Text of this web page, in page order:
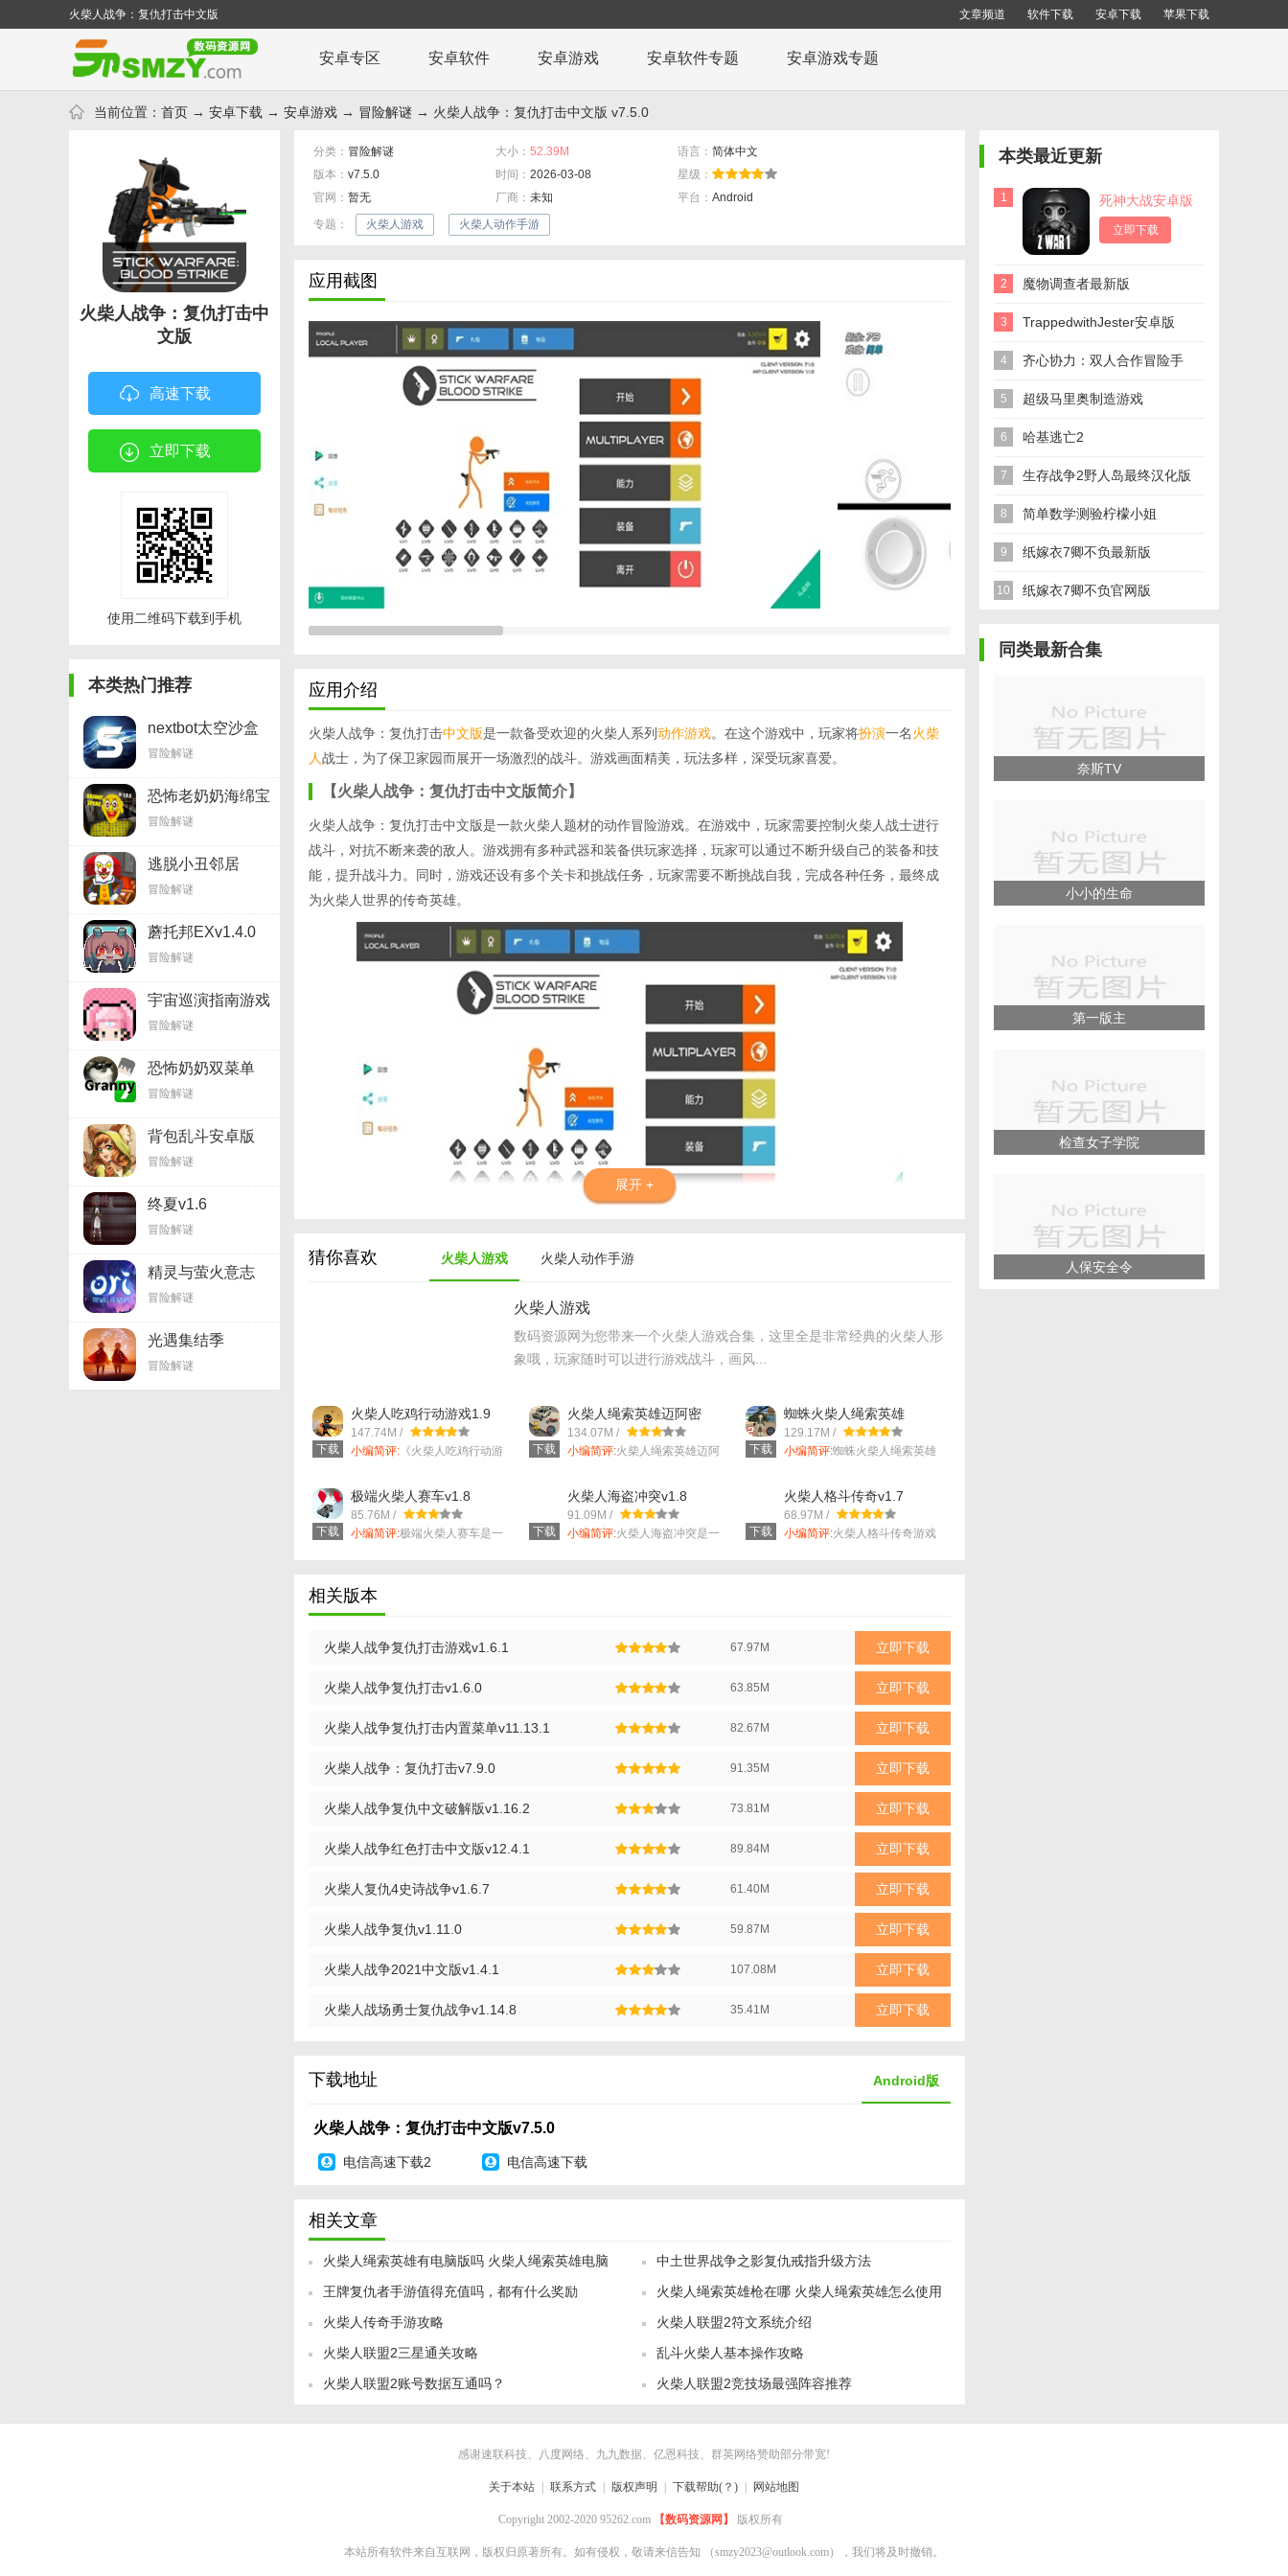
火柴人战争：复仇打击中文版 文章频道 软件下载 安卓下载 苹果下载
安卓专区 安卓软件 安卓游戏 安卓软件专题 安卓游戏专题
当前位置： 首页 → 安卓下载 → 安卓游戏 → 冒险解谜 → 火柴人战争：复仇打击中文版 v7.5.0
火柴人战争：复仇打击中
文版
高速下载
立即下载
使用二维码下载到手机
本类热门推荐
nextbot太空沙盒
v0.8
冒险解谜
恐怖老奶奶海绵宝
宝版v2.15
冒险解谜
逃脱小丑邻居
(Clown Brothers
Neighbor
冒险解谜
蘑托邦EXv1.4.0
冒险解谜
宇宙巡演指南游戏
v1.4
冒险解谜
恐怖奶奶双菜单
v1.14
冒险解谜
背包乱斗安卓版
v1.4
冒险解谜
终夏v1.6
冒险解谜
精灵与萤火意志
v2.10.0
冒险解谜
光遇集结季
v0.15.2
冒险解谜
分类： 冒险解谜 大小： 52.39M 语言： 简体中文
版本： v7.5.0 时间： 2026-03-08
星级：
官网： 暂无 厂商： 未知 平台： Android
专题：
火柴人游戏 火柴人动作手游
应用截图
应用介绍
火柴人战争：复仇打击中文版是一款备受欢迎的火柴人系列动作游戏。在这个游戏中，玩家将扮演一名火柴
人战士，为了保卫家园而展开一场激烈的战斗。游戏画面精美，玩法多样，深受玩家喜爱。
【火柴人战争：复仇打击中文版简介】
火柴人战争：复仇打击中文版是一款火柴人题材的动作冒险游戏。在游戏中，玩家需要控制火柴人战士进行
战斗，对抗不断来袭的敌人。游戏拥有多种武器和装备供玩家选择，玩家可以通过不断升级自己的装备和技
能，提升战斗力。同时，游戏还设有多个关卡和挑战任务，玩家需要不断挑战自我，完成各种任务，最终成
为火柴人世界的传奇英雄。
【火柴人战争：复仇打击中文版亮点】
游戏还设有多个关卡和挑战任务，玩家需要不断挑战自我，提升战斗力。
4. 社交互动：游戏支持在线多人对战功能，玩家可以邀请好友一起组队进行战斗，共同挑战更高难度的关
卡。
1. 武器升级：玩家可以通过不断升级自己的武器和装备，提升战斗力，更好地应对敌人的攻击。
【火柴人战争：复仇打击中文版优势】
1. 经典火柴人风格：游戏采用经典火柴人风格设计，画面简洁明了，色彩丰富，给玩家带来独特的视觉体
2. 丰富的武器和装备：游戏提供多种武器和装备供玩家选择，玩家可以根据自己的喜好和战斗需求进行搭
配，打造属于自己的火柴人战士。
3. 流畅的操作体验：游戏采用虚拟摇杆和按键操作方式，玩家可以轻松控制火柴人战士进行战斗，操作流畅
4. 多人在线互动：游戏支持在线多人对战功能，玩家可以邀请好友一起组队进行战斗，共同挑战更高难度的
关卡，增加游戏的互动性和趣味性。
【火柴人战争：复仇打击中文版点评】
火柴人战争：复仇打击中文版是一款非常出色的火柴人题材动作冒险游戏。游戏画面精美，玩法多样，操作
自己的喜好和战斗需求进行搭配，打造出独一无二的火柴人战士。总之，火柴人战争：复仇打击中文版是一
展开 +
猜你喜欢 火柴人游戏 火柴人动作手游
火柴人游戏
数码资源网为您带来一个火柴人游戏合集，这里全是非常经典的火柴人形
象哦，玩家随时可以进行游戏战斗，画风...
下载
火柴人吃鸡行动游戏1.9
147.74M /
小编简评: 《火柴人吃鸡行动游
下载
火柴人绳索英雄迈阿密
v1.7.1
134.07M /
小编简评:火柴人绳索英雄迈阿
下载
蜘蛛火柴人绳索英雄
2v2.8
129.17M /
小编简评:蜘蛛火柴人绳索英雄
下载
极端火柴人赛车v1.8
85.76M /
小编简评:极端火柴人赛车是一
下载
火柴人海盗冲突v1.8
91.09M /
小编简评:火柴人海盗冲突是一
下载
火柴人格斗传奇v1.7
68.97M /
小编简评:火柴人格斗传奇游戏
相关版本
火柴人战争复仇打击游戏v1.6.1 67.97M 立即下载
火柴人战争复仇打击v1.6.0 63.85M 立即下载
火柴人战争复仇打击内置菜单v11.13.1 82.67M 立即下载
火柴人战争：复仇打击v7.9.0 91.35M 立即下载
火柴人战争复仇中文破解版v1.16.2 73.81M 立即下载
火柴人战争红色打击中文版v12.4.1 89.84M 立即下载
火柴人复仇4史诗战争v1.6.7 61.40M 立即下载
火柴人战争复仇v1.11.0 59.87M 立即下载
火柴人战争2021中文版v1.4.1 107.08M 立即下载
火柴人战场勇士复仇战争v1.14.8 35.41M 立即下载
下载地址 Android版
火柴人战争：复仇打击中文版v7.5.0
电信高速下载2 电信高速下载
相关文章
火柴人绳索英雄有电脑版吗 火柴人绳索英雄电脑
版下载地址
中土世界战争之影复仇戒指升级方法
王牌复仇者手游值得充值吗，都有什么奖励
火柴人绳索英雄枪在哪 火柴人绳索英雄怎么使用
枪
火柴人传奇手游攻略
火柴人联盟2符文系统介绍
火柴人联盟2三星通关攻略
乱斗火柴人基本操作攻略
火柴人联盟2账号数据互通吗？
火柴人联盟2竞技场最强阵容推荐
本类最近更新
1 死神大战安卓版
立即下载
2 魔物调查者最新版
3 TrappedwithJester安卓版
4 齐心协力：双人合作冒险手
游
5 超级马里奥制造游戏
6 哈基逃亡2
7 生存战争2野人岛最终汉化版
8 简单数学测验柠檬小姐
9 纸嫁衣7卿不负最新版
10 纸嫁衣7卿不负官网版
同类最新合集
奈斯TV
小小的生命
第一版主
检查女子学院
人保安全令
感谢速联科技、八度网络、九九数据、亿恩科技、群英网络赞助部分带宽!
关于本站 联系方式 版权声明 下载帮助(？) 网站地图
Copyright 2002-2020 95262.com 【数码资源网】 版权所有
本站所有软件来自互联网，版权归原著所有。如有侵权，敬请来信告知 （smzy2023@outlook.com），我们将及时撤销。